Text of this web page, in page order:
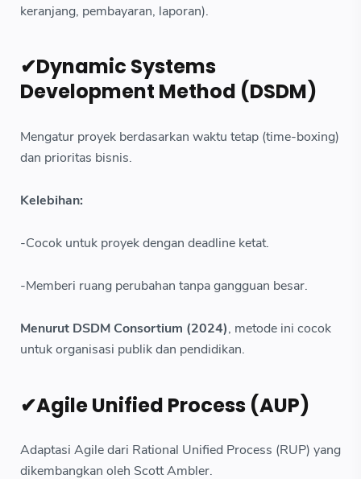
keranjang, pembayaran, laporan).
✔Dynamic Systems
Development Method (DSDM)
Mengatur proyek berdasarkan waktu tetap (time-boxing)
dan prioritas bisnis.
Kelebihan:
-Cocok untuk proyek dengan deadline ketat.
-Memberi ruang perubahan tanpa gangguan besar.
Menurut DSDM Consortium (2024), metode ini cocok
untuk organisasi publik dan pendidikan.
✔Agile Unified Process (AUP)
Adaptasi Agile dari Rational Unified Process (RUP) yang
dikembangkan oleh Scott Ambler.